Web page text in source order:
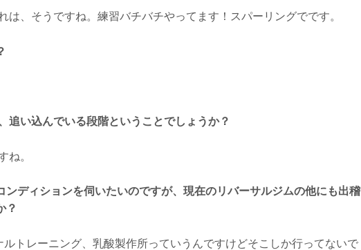
は、そうですね。練習バチバチやってます！スパーリングでです。
追い込んでいる段階ということでしょうか？
ね。
ンディションを伺いたいのですが、現在のリバーサルジムの他にも出稽
？
トレーニング、乳酸製作所っていうんですけどそこしか行ってないで